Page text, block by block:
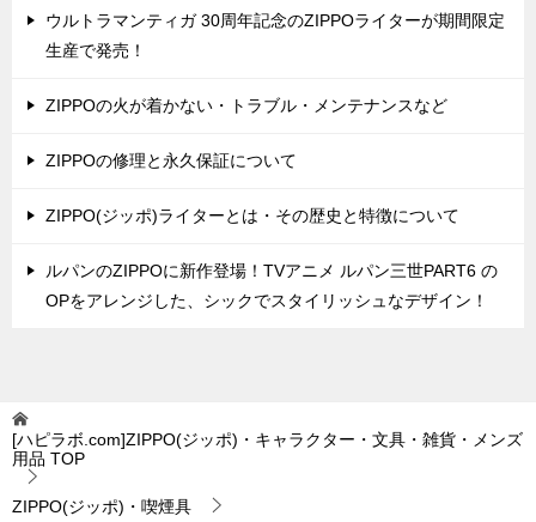
ウルトラマンティガ 30周年記念のZIPPOライターが期間限定
生産で発売！
ZIPPOの火が着かない・トラブル・メンテナンスなど
ZIPPOの修理と永久保証について
ZIPPO(ジッポ)ライターとは・その歴史と特徴について
ルパンのZIPPOに新作登場！TVアニメ ルパン三世PART6 の
OPをアレンジした、シックでスタイリッシュなデザイン！
[ハピラボ.com]ZIPPO(ジッポ)・キャラクター・文具・雑貨・メンズ
用品 TOP
ZIPPO(ジッポ)・喫煙具